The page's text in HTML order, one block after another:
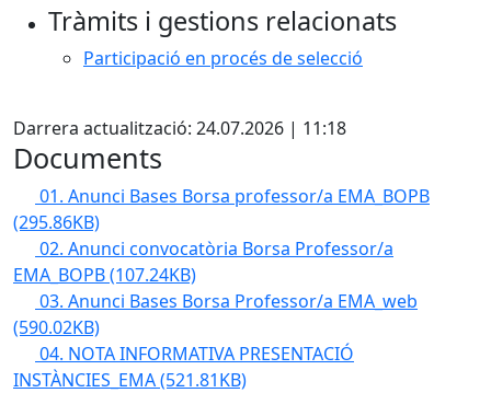
Tràmits i gestions relacionats
Participació en procés de selecció
Darrera actualització: 24.07.2026 | 11:18
Documents
01. Anunci Bases Borsa professor/a EMA_BOPB
(295.86KB)
02. Anunci convocatòria Borsa Professor/a
EMA_BOPB(107.24KB)
03. Anunci Bases Borsa Professor/a EMA_web
(590.02KB)
04. NOTA INFORMATIVA PRESENTACIÓ
INSTÀNCIES_EMA(521.81KB)